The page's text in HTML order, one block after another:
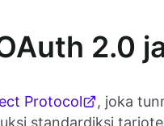
2.0
Protocol
, joka
standardiksi